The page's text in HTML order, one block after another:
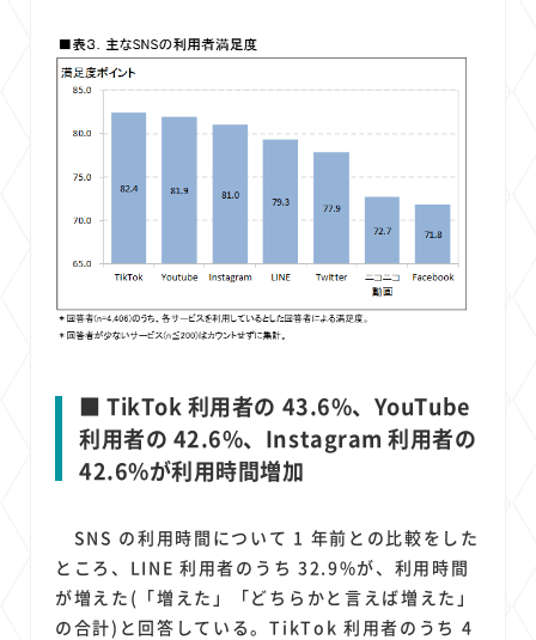
■ TikTok 利用者の 43.6%、YouTube
利用者の 42.6%、Instagram 利用者の
42.6%が利用時間増加
SNS の利用時間について 1 年前との比較をした
ところ、LINE 利用者のうち 32.9%が、利用時間
が増えた(「増えた」「どちらかと言えば増えた」
の合計)と回答している。TikTok 利用者のうち 4